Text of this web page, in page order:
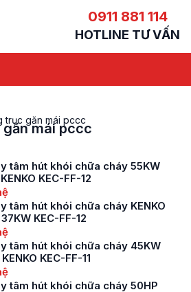
0911 881 114
HOTLINE TƯ VẤN
trục găn mái pccc
mái pccc
tâm hút khói chữa cháy 55KW
KEC-FF-12
tâm hút khói chữa cháy KENKO
KEC-FF-12
tâm hút khói chữa cháy 45KW
KEC-FF-11
tâm hút khói chữa cháy 50HP